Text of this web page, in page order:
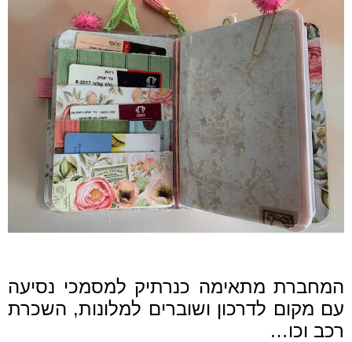
המחברת מתאימה כנרתיק למסמכי נסיעה
עם מקום לדרכון ושוברים למלונות, השכרת
רכב וכו…